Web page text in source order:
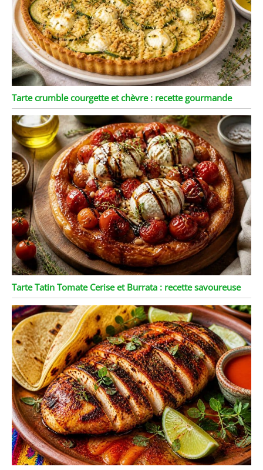
Tarte crumble courgette et chèvre : recette gourmande
Tarte Tatin Tomate Cerise et Burrata : recette savoureuse